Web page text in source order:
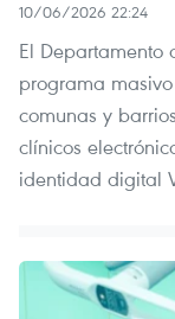
10/06/2026 22:24
El
programa
comunas y
clínicos
identidad digital